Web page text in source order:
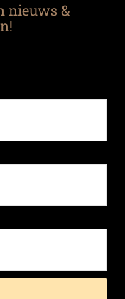
nieuws &